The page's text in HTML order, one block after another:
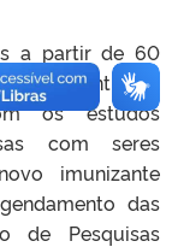
a partir de 60
contribuir,
os estudos
com seres
imunizante
das
de Pesquisas